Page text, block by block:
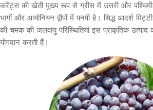
करेंट्स की खेती मुख्य रूप से ग्रीस में उत्तरी और पश्चिमी
भागों और आयोनियन द्वीपों में पनपी है। सिद्ध आदर्श
की चमक की जलवायु परिस्थितियां इस प्राकृतिक उत्पाद
योगदान करती हैं।